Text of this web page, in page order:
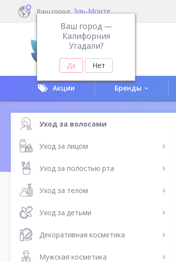
Ваш город: Эль-Монте
Ваш город —
Калифорния
Угадали?
Акции Бренды
Уход за волосами
Уход за лицом
Уход за полостью рта
Уход за телом
Уход за детьми
Декоративная косметика
Мужская косметика